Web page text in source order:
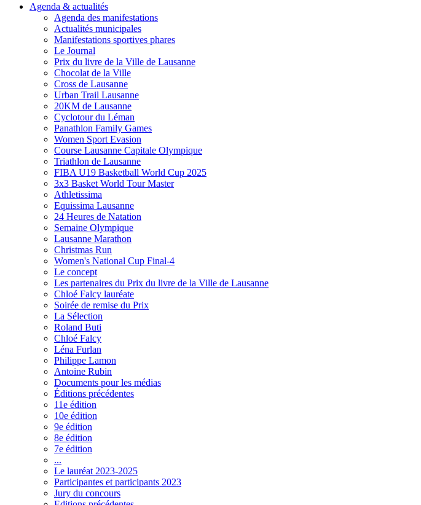
Agenda & actualités
Agenda des manifestations
Actualités municipales
Manifestations sportives phares
Le Journal
Prix du livre de la Ville de Lausanne
Chocolat de la Ville
Cross de Lausanne
Urban Trail Lausanne
20KM de Lausanne
Cyclotour du Léman
Panathlon Family Games
Women Sport Evasion
Course Lausanne Capitale Olympique
Triathlon de Lausanne
FIBA U19 Basketball World Cup 2025
3x3 Basket World Tour Master
Athletissima
Equissima Lausanne
24 Heures de Natation
Semaine Olympique
Lausanne Marathon
Christmas Run
Women's National Cup Final-4
Le concept
Les partenaires du Prix du livre de la Ville de Lausanne
Chloé Falcy lauréate
Soirée de remise du Prix
La Sélection
Roland Buti
Chloé Falcy
Léna Furlan
Philippe Lamon
Antoine Rubin
Documents pour les médias
Éditions précédentes
11e édition
10e édition
9e édition
8e édition
7e édition
...
Le lauréat 2023-2025
Participantes et participants 2023
Jury du concours